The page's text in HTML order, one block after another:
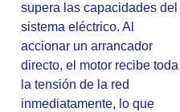
supera las capacidades del
sistema eléctrico. Al
accionar un arrancador
directo, el motor recibe toda
la tensión de la red
inmediatamente, lo que